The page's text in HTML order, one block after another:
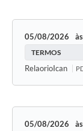
05/08/2026
TERMOS
RelaorioIcan
05/08/2026